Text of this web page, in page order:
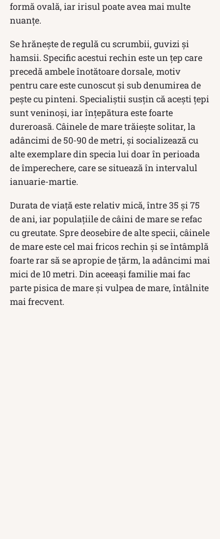
formă ovală, iar irisul poate avea mai multe
nuanțe.
Se hrănește de regulă cu scrumbii, guvizi și
hamsii. Specific acestui rechin este un țep care
precedă ambele înotătoare dorsale, motiv
pentru care este cunoscut și sub denumirea de
pește cu pinteni. Specialiștii susțin că acești țepi
sunt veninoși, iar înțepătura este foarte
dureroasă. Câinele de mare trăiește solitar, la
adâncimi de 50-90 de metri, și socializează cu
alte exemplare din specia lui doar în perioada
de împerechere, care se situează în intervalul
ianuarie-martie.
Durata de viață este relativ mică, între 35 și 75
de ani, iar populațiile de câini de mare se refac
cu greutate. Spre deosebire de alte specii, câinele
de mare este cel mai fricos rechin și se întâmplă
foarte rar să se apropie de țărm, la adâncimi mai
mici de 10 metri. Din aceeaşi familie mai fac
parte pisica de mare şi vulpea de mare, întâlnite
mai frecvent.